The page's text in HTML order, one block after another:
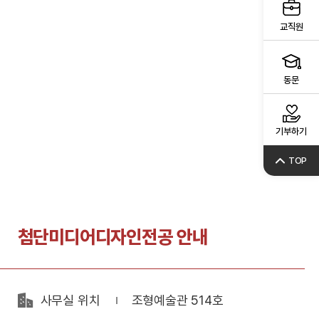
교직원
동문
기부하기
TOP
첨단미디어디자인전공 안내
사무실 위치 조형예술관 514호